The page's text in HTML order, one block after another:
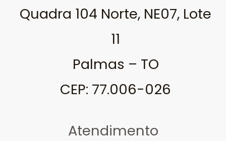
Quadra 104 Norte, NE07, Lote
11
Palmas – TO
CEP: 77.006-026
Atendimento